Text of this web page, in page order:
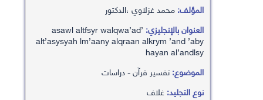
المؤلف:محمد غزلاوي ،الدكتور
العنوان بالإنجليزي: ’asawl altfsyr walqwa’ad
alt’asysyah lm’aany alqraan alkrym ’and ’aby
hayan al’andlsy
الموضوع:تفسير قرآن - دراسات
نوع التجليد:غلاف